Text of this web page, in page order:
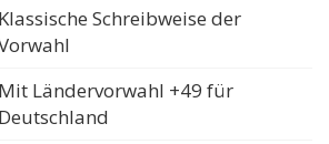
Klassische Schreibweise der
Mit Ländervorwahl +49 für
Deutschland